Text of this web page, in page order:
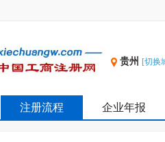
贵州 [切换
注册流程 企业年报